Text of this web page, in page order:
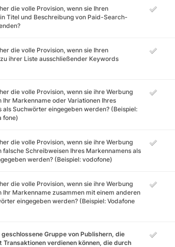
die volle Provision, wenn sie Ihren
Titel und Beschreibung von Paid-Search-
die volle Provision, wenn sie Ihren
ihrer Liste ausschließender Keywords
die volle Provision, wenn sie ihre Werbung
Ihr Markenname oder Variationen Ihres
als Suchwörter eingegeben werden? (Beispiel:
fone)
die volle Provision, wenn sie ihre Werbung
falsche Schreibweisen Ihres Markennamens als
werden? (Beispiel: vodofone)
die volle Provision, wenn sie ihre Werbung
Ihr Markenname zusammen mit einem anderen
eingegeben werden? (Beispiel: Vodafone
geschlossene Gruppe von Publishern, die
Transaktionen verdienen können, die durch